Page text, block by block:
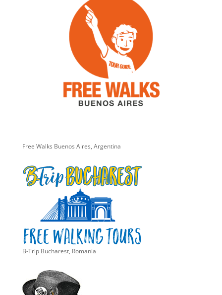
Free Walks Buenos Aires, Argentina
B-Trip Bucharest, Romania